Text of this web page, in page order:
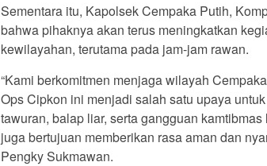
Sementara itu, Kapolsek Cempaka Putih,
bahwa pihaknya akan terus meningkatkan
kewilayahan, terutama pada jam-jam rawan.
“Kami berkomitmen menjaga wilayah
Ops Cipkon ini menjadi salah satu upaya
tawuran, balap liar, serta gangguan
juga bertujuan memberikan rasa aman dan
Pengky Sukmawan.